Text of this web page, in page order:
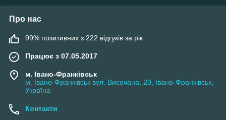
Про нас
99% позитивних з 222 відгуків за рік
Працює з 07.05.2017
м. Івано-Франківськ
м. Івано-Франківськ вул. Височана, 20, Івано-Франківськ,
Україна
Контакти